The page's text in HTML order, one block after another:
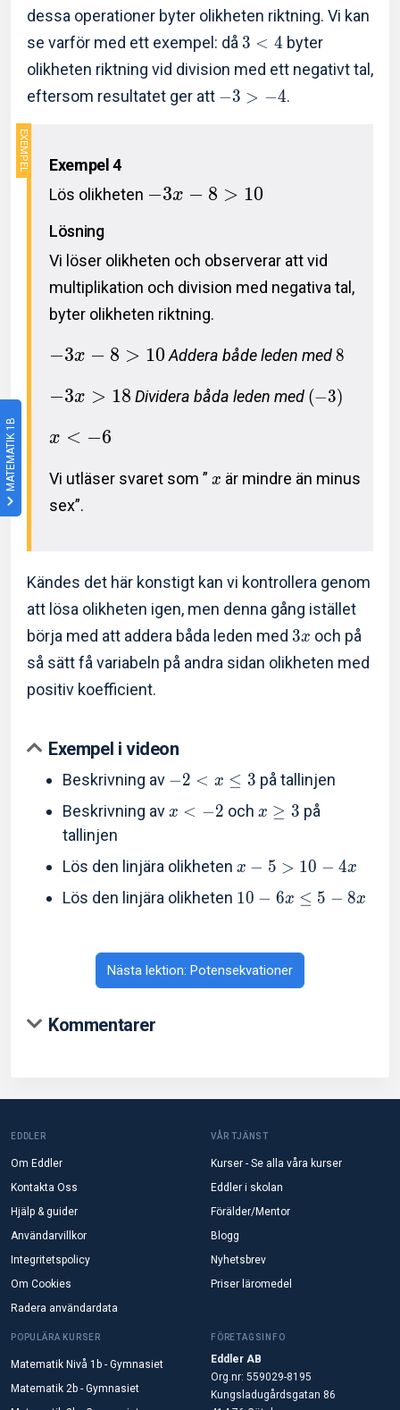
MATEMATIK 1B
dessa operationer byter olikheten riktning. Vi kan
se varför med ett exempel: då3 < 4 byter
olikheten riktning vid division med ett negativt tal,
eftersom resultatet ger att −3 > −4.
Exempel 4
Lös olikheten −3x − 8 > 10
Lösning
Vi löser olikheten och observerar att vid
multiplikation och division med negativa tal,
byter olikheten riktning.
−3x − 8 > 10Addera både leden med 8
−3x > 18 Dividera båda leden med (−3)
x < −6
Vi utläser svaret som ” x är mindre än minus
sex”.
Kändes det här konstigt kan vi kontrollera genom
att lösa olikheten igen, men denna gång istället
börja med att addera båda leden med 3x och på
så sätt få variabeln på andra sidan olikheten med
positiv koefficient.
Exempel i videon
Beskrivning av −2 < x ≤ 3 på tallinjen
Beskrivning av x < −2 och x ≥ 3 på
tallinjen
Lös den linjära olikheten x − 5 > 10 − 4x
Lös den linjära olikheten 10 − 6x ≤ 5 − 8x
Nästa lektion: Potensekvationer
Kommentarer
EDDLER
Om Eddler
Kontakta Oss
Hjälp & guider
Användarvillkor
Integritetspolicy
Om Cookies
Radera användardata
VÅR TJÄNST
Kurser - Se alla våra kurser
Eddler i skolan
Förälder/Mentor
Blogg
Nyhetsbrev
Priser läromedel
POPULÄRA KURSER
Matematik Nivå 1b - Gymnasiet
Matematik 2b - Gymnasiet
FÖRETAGSINFO
Eddler AB
Org.nr: 559029-8195
Kungsladugårdsgatan 86